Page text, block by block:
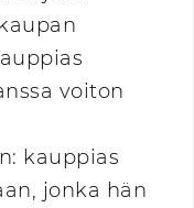
voiton
kauppias
jonka hän